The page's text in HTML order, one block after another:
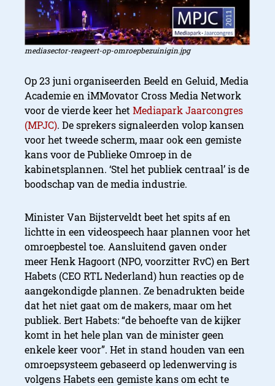
mediasector-reageert-op-omroepbezuinigin.jpg
Op 23 juni organiseerden Beeld en Geluid, Media
Academie en iMMovator Cross Media Network
voor de vierde keer het Mediapark Jaarcongres
(MPJC). De sprekers signaleerden volop kansen
voor het tweede scherm, maar ook een gemiste
kans voor de Publieke Omroep in de
kabinetsplannen. ‘Stel het publiek centraal’ is de
boodschap van de media industrie.
Minister Van Bijsterveldt beet het spits af en
lichtte in een videospeech haar plannen voor het
omroepbestel toe. Aansluitend gaven onder
meer Henk Hagoort (NPO, voorzitter RvC) en Bert
Habets (CEO RTL Nederland) hun reacties op de
aangekondigde plannen. Ze benadrukten beide
dat het niet gaat om de makers, maar om het
publiek. Bert Habets: “de behoefte van de kijker
komt in het hele plan van de minister geen
enkele keer voor”. Het in stand houden van een
omroepsysteem gebaseerd op ledenwerving is
volgens Habets een gemiste kans om echt te